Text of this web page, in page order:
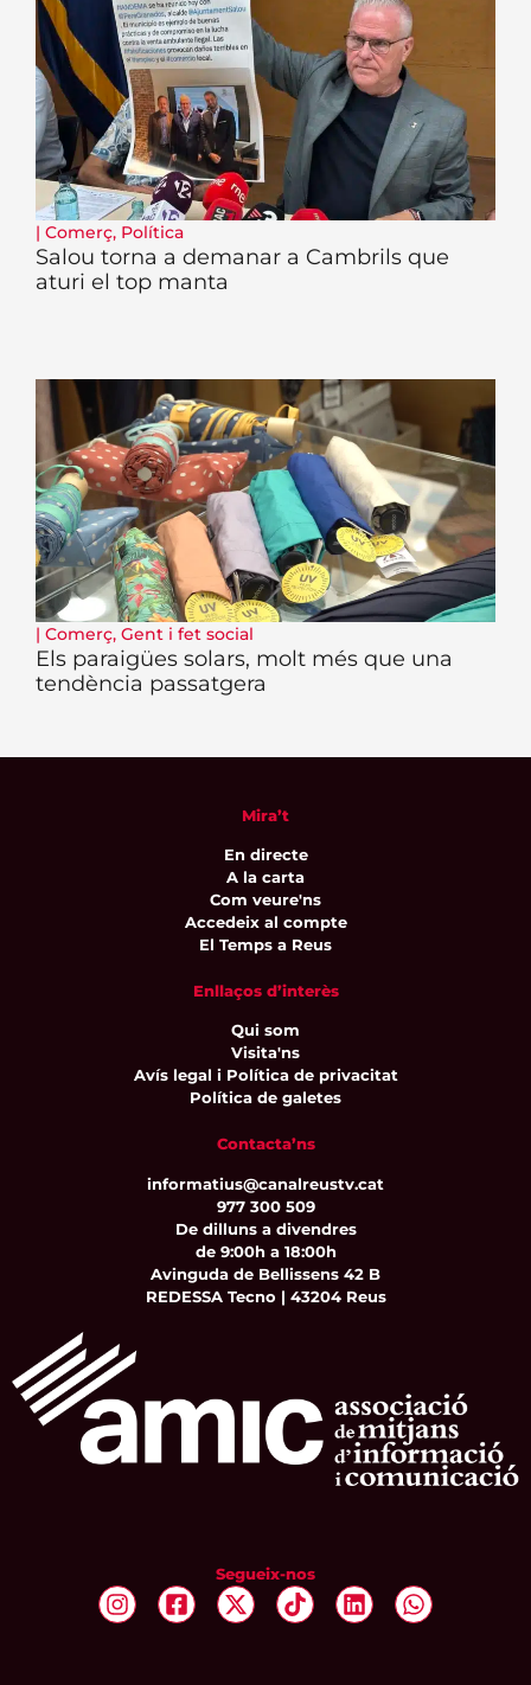
| Comerç, Política
Salou torna a demanar a Cambrils que
aturi el top manta
| Comerç, Gent i fet social
Els paraigües solars, molt més que una
tendència passatgera
Mira’t
En directe
A la carta
Com veure'ns
Accedeix al compte
El Temps a Reus
Enllaços d’interès
Qui som
Visita'ns
Avís legal i Política de privacitat
Política de galetes
Contacta’ns
informatius@canalreustv.cat
977 300 509
De dilluns a divendres
de 9:00h a 18:00h
Avinguda de Bellissens 42 B
REDESSA Tecno | 43204 Reus
Segueix-nos